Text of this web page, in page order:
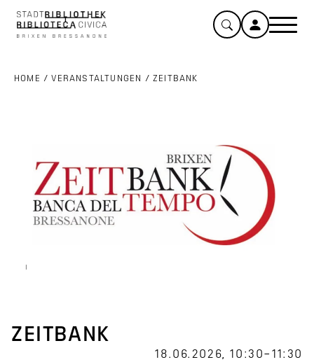
HOME /VERANSTALTUNGEN /ZEITBANK
ZEITBANK
18.06.2026, 10:30–11:30